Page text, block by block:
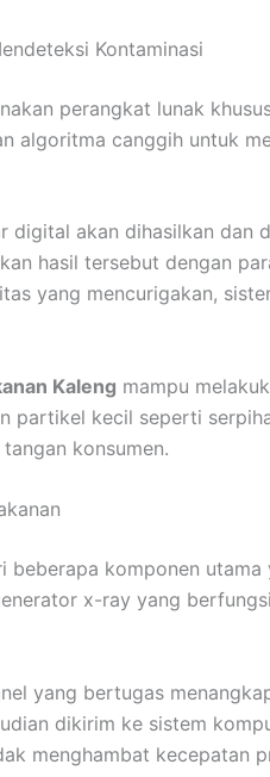
Kontaminasi
perangkat lunak
algoritma canggih untuk
digital akan dihasilkan dan
hasil tersebut dengan
yang mencurigakan,
Kaleng mampu
partikel kecil seperti
konsumen.
beberapa komponen utama
x-ray yang
yang bertugas
dikirim ke sistem
menghambat kecepatan